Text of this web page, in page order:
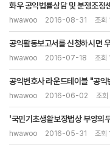
화우 공익법률상담 및 분쟁조
hwawoo 2016-08-31 조회
공익활동보고서를 신청하시면
hwawoo 2016-07-18 조회
공익변호사 라운드테이블 "공
hwawoo 2016-06-02 조
'국민기초생활보장법상 부양의
hwawoo 2016-05-31 조회